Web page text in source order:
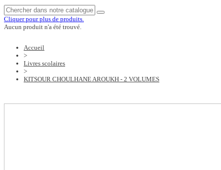
Cliquer pour plus de produits.
Aucun produit n'a été trouvé.
Accueil
>
Livres scolaires
>
KITSOUR CHOULHANE AROUKH - 2 VOLUMES